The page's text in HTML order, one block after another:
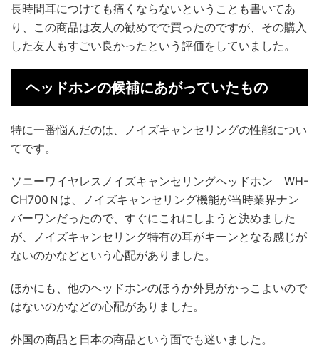
長時間耳につけても痛くならないということも書いてあ
り、この商品は友人の勧めでで買ったのですが、その購入
した友人もすごい良かったという評価をしていました。
ヘッドホンの候補にあがっていたもの
特に一番悩んだのは、ノイズキャンセリングの性能につい
てです。
ソニーワイヤレスノイズキャンセリングヘッドホン WH-
CH700Ｎは、ノイズキャンセリング機能が当時業界ナン
バーワンだったので、すぐにこれにしようと決めました
が、ノイズキャンセリング特有の耳がキーンとなる感じが
ないのかなどという心配がありました。
ほかにも、他のヘッドホンのほうか外見がかっこよいので
はないのかなどの心配がありました。
外国の商品と日本の商品という面でも迷いました。